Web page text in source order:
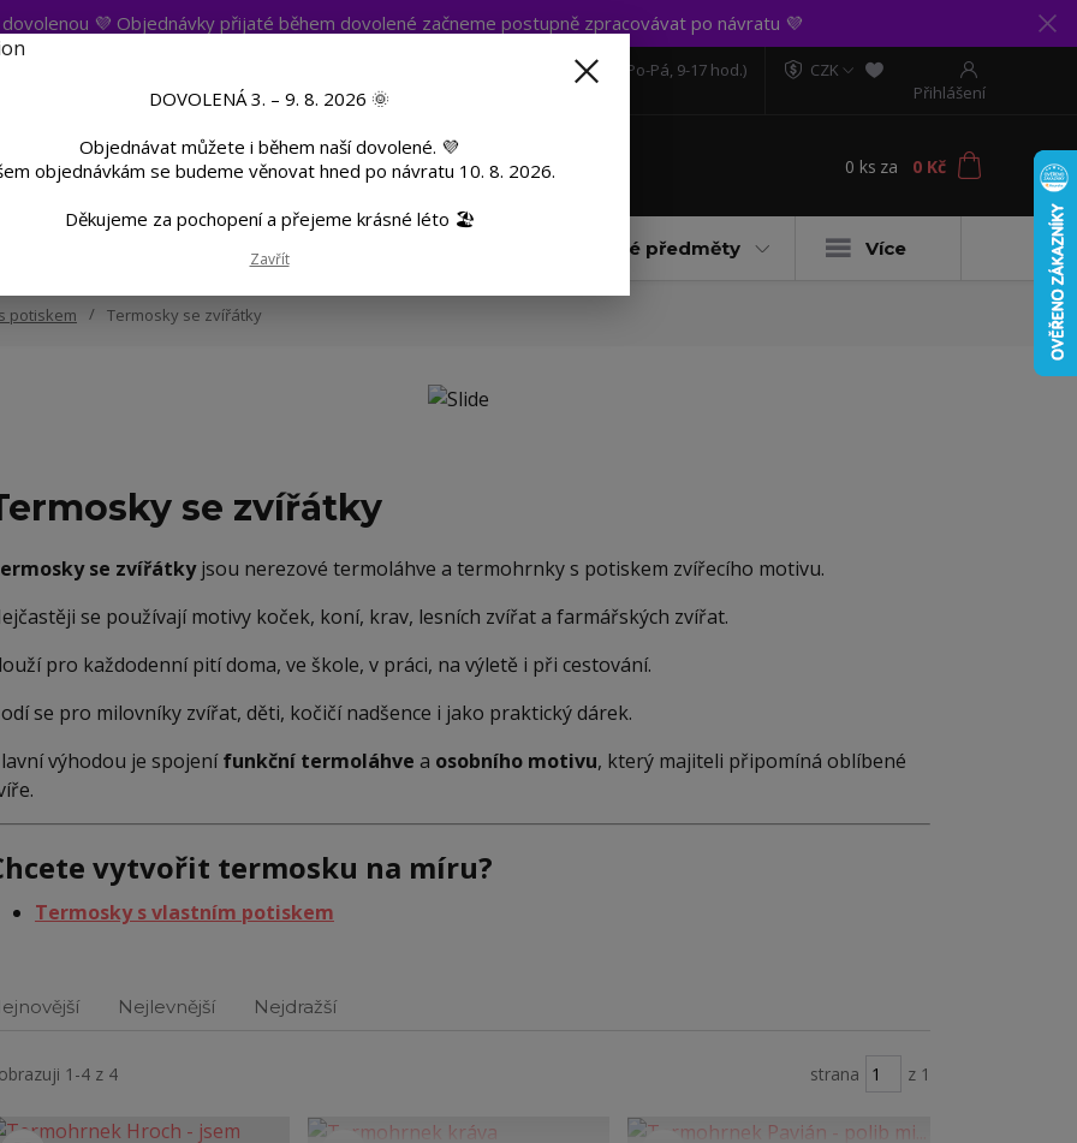
💜 Objednávky přijaté během dovolené začneme postupně zpracovávat po návratu 💜
CZK
Přihlášení
Hledat
+420 606 888 281 (Po-Pá, 9-17 hod.)
0 ks za 0 Kč
Dárkové předměty Více
potiskem Termosky se zvířátky
se zvířátky
se zvířátkyjsou nerezové termoláhve a termohrnky s potiskem zvířecího motivu.
se používají motivy koček, koní, krav, lesních zvířat a farmářských zvířat.
pro každodenní pití doma, ve škole, v práci, na výletě i při cestování.
se pro milovníky zvířat, děti, kočičí nadšence i jako praktický dárek.
výhodou je spojenífunkční termoláhve a osobního motivu, který majiteli připomíná oblíbené
vytvořit termosku na míru?
Termosky s vlastním potiskem
Nejlevnější Nejdražší
1-4 z 4 strana z 1
DOVOLENÁ 3. – 9. 8. 2026 🌞
Objednávat můžete i během naší dovolené. 💜
objednávkám se budeme věnovat hned po návratu 10. 8. 2026.
Děkujeme za pochopení a přejeme krásné léto 🏖️
Zavřít